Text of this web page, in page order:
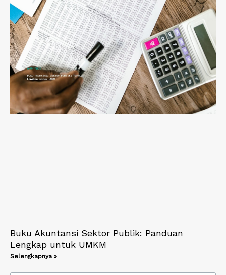
Buku Akuntansi Sektor Publik: Panduan
Lengkap untuk UMKM
Selengkapnya »